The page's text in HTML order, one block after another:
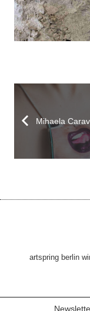
Mihaela
artspring berlin